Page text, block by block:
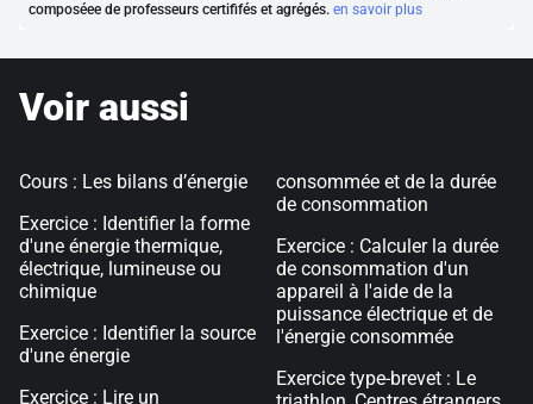
composéee de professeurs certififés et agrégés. en savoir plus
Voir aussi
Cours : Les bilans d’énergie
Exercice : Identifier la forme
d'une énergie thermique,
électrique, lumineuse ou
chimique
Exercice : Identifier la source
d'une énergie
Exercice : Lire un
consommée et de la durée
de consommation
Exercice : Calculer la durée
de consommation d'un
appareil à l'aide de la
puissance électrique et de
l'énergie consommée
Exercice type-brevet : Le